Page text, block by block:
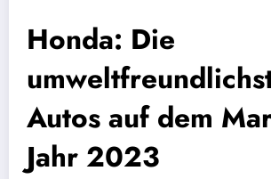
Honda: Die
Autos auf dem
Jahr 2023